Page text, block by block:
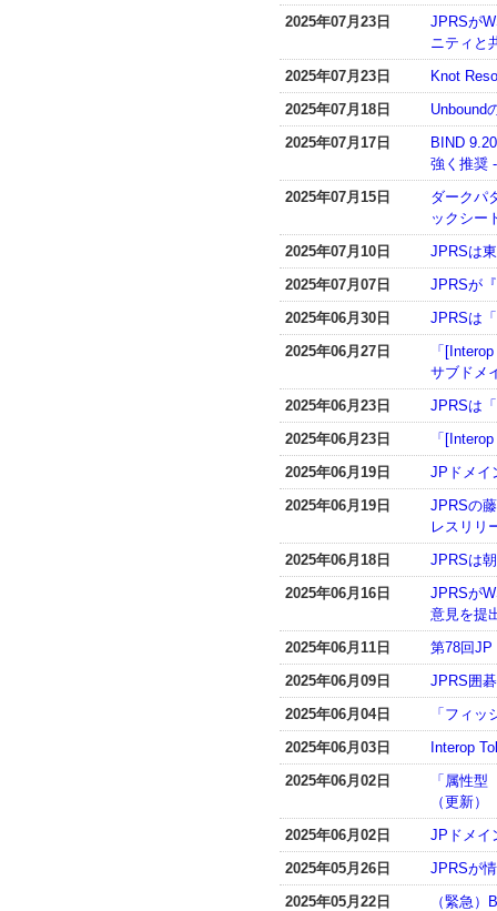
2025年07月23日
JPRSが
ニティと
2025年07月23日
Knot
2025年07月18日
Unbound
2025年07月17日
BIND
強く推奨 -
2025年07月15日
ダークパ
ックシー
2025年07月10日
JPRSは
2025年07月07日
JPRSが
2025年06月30日
JPRSは
2025年06月27日
「
サブドメ
2025年06月23日
JPRSは
2025年06月23日
「
2025年06月19日
JPドメイ
2025年06月19日
JPRSの
レスリリ
2025年06月18日
JPRSは
2025年06月16日
JPRSが
意見を提
2025年06月11日
第78回JP
2025年06月09日
JPRS囲
2025年06月04日
「フィ
2025年06月03日
Interop
2025年06月02日
「属性
（更新）
2025年06月02日
JPドメイ
2025年05月26日
JPRSが
2025年05月22日
（緊急